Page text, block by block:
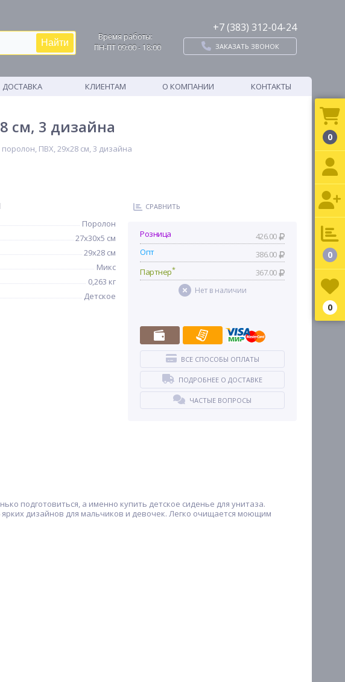
Найти
Время работы:
ПН-ПТ 09:00 - 18:00
+7 (383) 312-04-24
ЗАКАЗАТЬ ЗВОНОК
ДОСТАВКА КЛИЕНТАМ О КОМПАНИИ КОНТАКТЫ
см, 3 дизайна
ПВХ, 29х28 см, 3 дизайна
Поролон
27x30x5 см
29х28 см
Микс
0,263 кг
Детское
СРАВНИТЬ
Розница
426.00
Опт
386.00
Партнер* 367.00
Нет в наличии
ВСЕ СПОСОБЫ ОПЛАТЫ
ПОДРОБНЕЕ О ДОСТАВКЕ
ЧАСТЫЕ ВОПРОСЫ
подготовиться, а именно купить детское сиденье для унитаза.
дизайнов для мальчиков и девочек. Легко очищается моющим
0
0
0